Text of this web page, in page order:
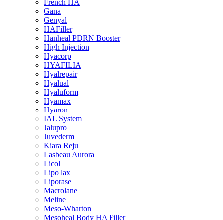
French HA
Gana
Genyal
HAFiller
Hanheal PDRN Booster
High Injection
Hyacorp
HYAFILIA
Hyalrepair
Hyalual
Hyaluform
Hyamax
Hyaron
IAL System
Jalupro
Juvederm
Kiara Reju
Lasbeau Aurora
Licol
Lipo lax
Liporase
Macrolane
Meline
Meso-Wharton
Mesoheal Body HA Filler